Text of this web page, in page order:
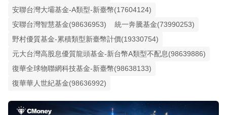
安聯台灣大壩基金-A類型-新臺幣(17604124)
安聯台灣智慧基金(98636953)
統一奔騰基金(73990253)
野村優質基金-累積類型新臺幣計價(19330754)
元大台灣高股息優質龍頭基金-新台幣A類型不配息(98639886)
復華全球物聯網科技基金-新臺幣(98638133)
復華華人世紀基金(98636992)